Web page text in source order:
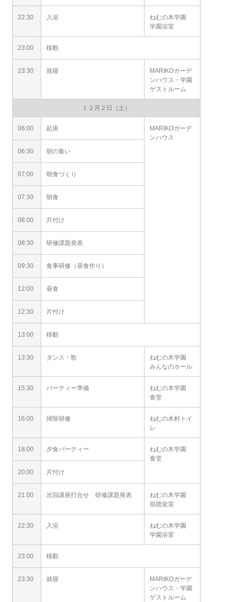
22:30 入浴
ねむの木学園
学園浴室
23:00 移動
23:30 就寝
MARIKOガーデ
ンハウス・学園
ゲストルーム
１２月２日（土）
06:00 起床
MARIKOガーデ
ンハウス
06:30
朝の集い
07:00 朝食づくり
07:30 朝食
08:00 片付け
08:30 研修課題発表
09:30 食事研修（昼食作り）
12:00 昼食
12:30 片付け
13:00 移動
13:30 ダンス・歌
ねむの木学園
みんなのホール
15:30 パーティー準備
ねむの木学園
食堂
16:00 掃除研修
ねむの木村トイ
レ
18:00 夕食パーティー
ねむの木学園
食堂
20:00
片付け
21:00 次回講座打合せ 研修課題発表
ねむの木学園
視聴覚室
22:30 入浴
ねむの木学園
学園浴室
23:00 移動
23:30 就寝
MARIKOガーデ
ンハウス・学園
ゲストルーム